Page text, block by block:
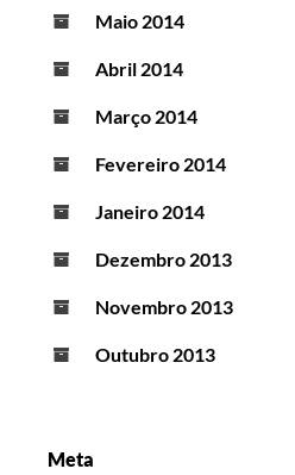
Maio 2014
Abril 2014
Março 2014
Fevereiro 2014
Janeiro 2014
Dezembro 2013
Novembro 2013
Outubro 2013
Meta